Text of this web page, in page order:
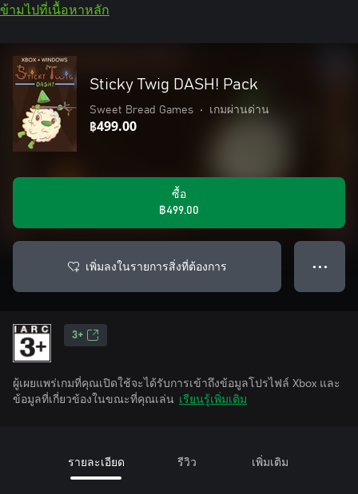
ข้ามไปที่เนื้อหาหลัก
Sticky Twig DASH! Pack
Sweet Bread Games • เกมผ่านด่าน
฿499.00
ซื้อ
฿499.00
เพิ่มลงในรายการสิ่งที่ต้องการ ● ● ●
3+
ผู้เผยแพร่เกมที่คุณเปิดใช้จะได้รับการเข้าถึงข้อมูลโปรไฟล์ Xbox และ
ข้อมูลที่เกี่ยวข้องในขณะที่คุณเล่น เรียนรู้เพิ่มเติม
รายละเอียด รีวิว เพิ่มเติม